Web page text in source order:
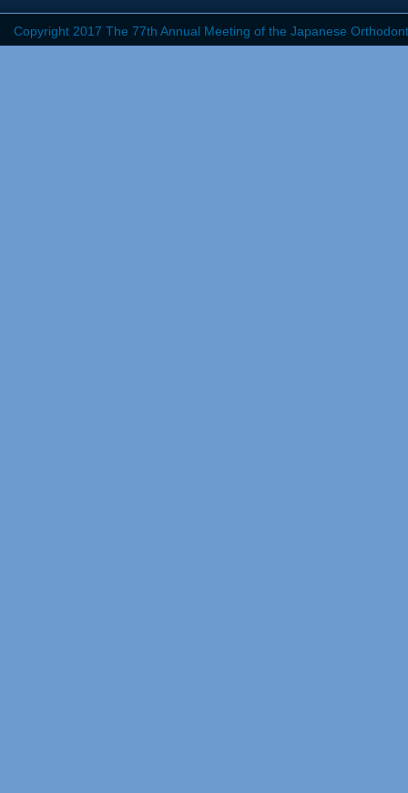
Copyright 2017 The 77th Annual Meeting of the Japanese